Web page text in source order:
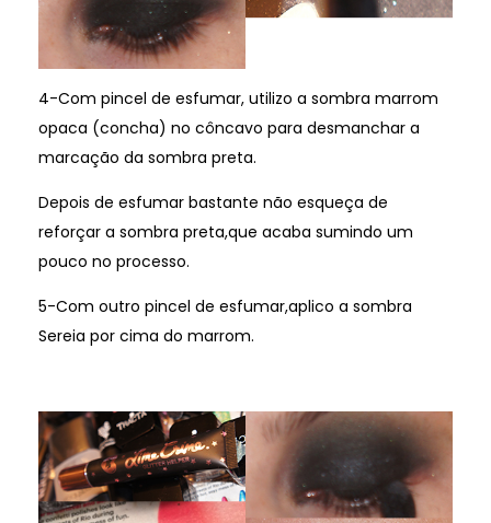
4-Com pincel de esfumar, utilizo a sombra marrom
opaca (concha) no côncavo para desmanchar a
marcação da sombra preta.
Depois de esfumar bastante não esqueça de
reforçar a sombra preta,que acaba sumindo um
pouco no processo.
5-Com outro pincel de esfumar,aplico a sombra
Sereia por cima do marrom.